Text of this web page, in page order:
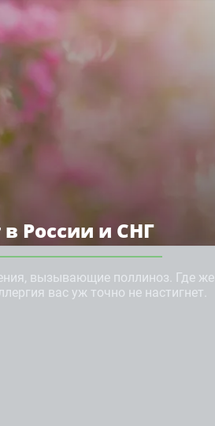
России и СНГ
вызывающие поллиноз. Где же
вас уж точно не настигнет.